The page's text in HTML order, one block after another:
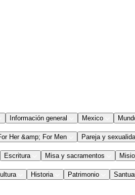
Información general Mexico
Her &amp; For Men Pareja y
Escritura Misa y sacramentos
Historia Patrimonio